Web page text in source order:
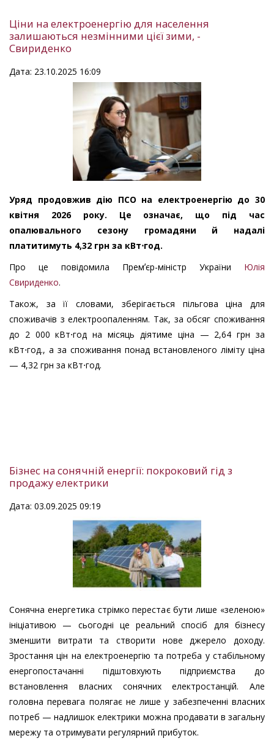
Ціни на електроенергію для населення
залишаються незмінними цієї зими, -
Свириденко
Дата: 23.10.2025 16:09
Уряд продовжив дію ПСО на електроенергію до 30
квітня 2026 року. Це означає, що під час
опалювального сезону громадяни й надалі
платитимуть 4,32 грн за кВт⋅год.
Про це повідомила Премʼєр-міністр України Юлія
Свириденко.
Також, за її словами, зберігається пільгова ціна для
споживачів з електроопаленням. Так, за обсяг споживання
до 2 000 кВт⋅год на місяць діятиме ціна — 2,64 грн за
кВт⋅год., а за споживання понад встановленого ліміту ціна
— 4,32 грн за кВт⋅год.
Бізнес на сонячній енергії: покроковий гід з
продажу електрики
Дата: 03.09.2025 09:19
Сонячна енергетика стрімко перестає бути лише «зеленою»
ініціативою — сьогодні це реальний спосіб для бізнесу
зменшити витрати та створити нове джерело доходу.
Зростання цін на електроенергію та потреба у стабільному
енергопостачанні підштовхують підприємства до
встановлення власних сонячних електростанцій. Але
головна перевага полягає не лише у забезпеченні власних
потреб — надлишок електрики можна продавати в загальну
мережу та отримувати регулярний прибуток.